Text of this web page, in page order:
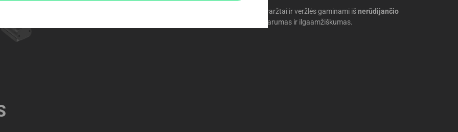
Serijoje „Ultra” svarbi kiekviena detalė. Todėl visi varžtai ir veržlės gaminami išnerūdijančio
, kad būtų užtikrintas bekompromisis patvarumas ir ilgaamžiškumas.